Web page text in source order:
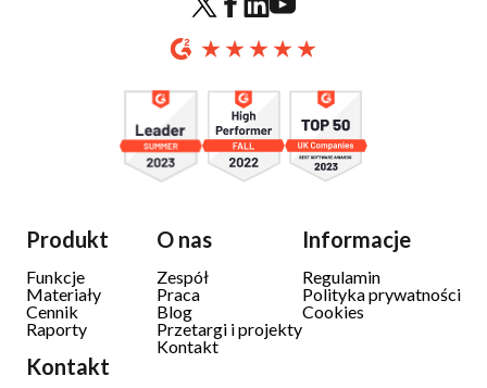
Produkt
Funkcje
Materiały
Cennik
Raporty
O nas
Zespół
Praca
Blog
Przetargi i projekty
Kontakt
Informacje
Regulamin
Polityka prywatności
Cookies
Kontakt